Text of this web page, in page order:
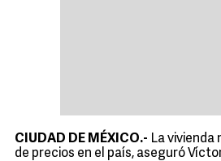
CIUDAD DE MÉXICO.- La vivienda
de precios en el país, aseguró